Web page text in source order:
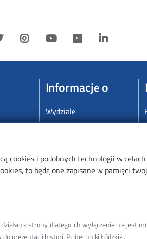
cookies i podobnych technologii w
to będą one zapisane w pamięci
strony, dlatego ich wyłączenie nie jest
prezentacji historii Politechniki Łódzkiej.
Informacje o
Wydziale
Nauce
Współpracy